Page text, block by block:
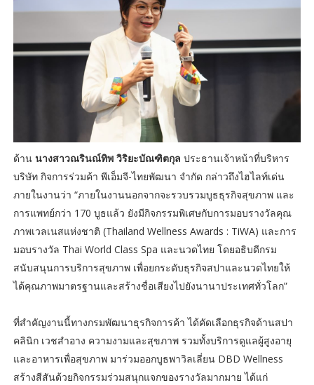
ด้าน นางสาวณรินณ์ทิพ วิริยะบัณฑิตกุล ประธานเจ้าหน้าที่บริหาร
บริษัท กิจการร่วมค้า พีเอ็มจี-ไทยพัฒนา จำกัด กล่าวถึงไฮไลท์เด่น
ภายในงานว่า “ภายในงานนอกจากจะรวบรวมบูธธุรกิจสุขภาพ และ
การแพทย์กว่า 170 บูธแล้ว ยังมีกิจกรรมพิเศษกับการมอบรางวัลคุณ
ภาพเวลเนสแห่งชาติ (Thailand Wellness Awards : TiWA) และการ
มอบรางวัล Thai World Class Spa และนวดไทย โดยอธิบดีกรม
สนับสนุนการบริการสุขภาพ เพื่อยกระดับธุรกิจสปาและนวดไทยให้
ได้คุณภาพมาตรฐานและสร้างชื่อเสียงไปยังนานาประเทศทั่วโลก”
ที่สำคัญงานนี้ทางกรมพัฒนาธุรกิจการค้า ได้คัดเลือกธุรกิจด้านสปา
คลินิก เวชสำอาง ความงามและสุขภาพ รวมทั้งบริการดูแลผู้สูงอายุ
และอาหารเพื่อสุขภาพ มาร่วมออกบูธพาวิลเลี่ยน DBD Wellness
สร้างสีสันด้วยกิจกรรมร่วมสนุกแจกของรางวัลมากมาย ได้แก่